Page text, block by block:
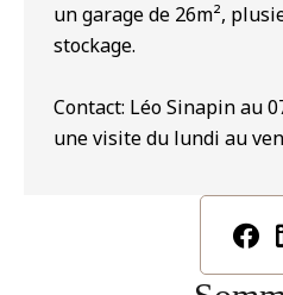
un garage de 26m²,
stockage.
Contact: Léo Sinapin au
une visite du lundi au